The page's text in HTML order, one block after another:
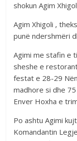
shokun Agim
Agim Xhigoli ,
punë ndershmëri
Agimi me stafin e
sheshe e
festat e 28-29
madhore si dhe
Enver Hoxha e
Po ashtu Agimi
Komandantin